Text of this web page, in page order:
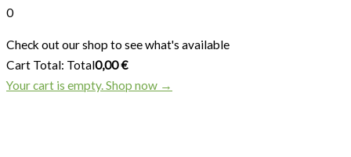
0
Check out our shop to see what's available
Cart Total: Total0,00€
Your cart is empty. Shop now →